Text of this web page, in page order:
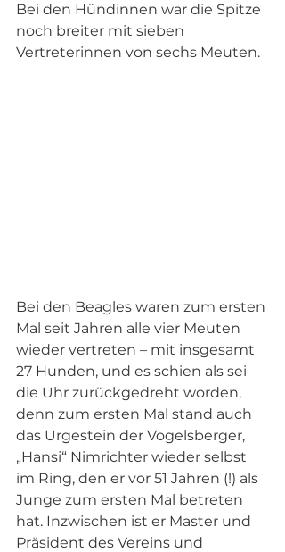
Bei den Hündinnen war die Spitze
noch breiter mit sieben
Vertreterinnen von sechs Meuten.
Bei den Beagles waren zum ersten
Mal seit Jahren alle vier Meuten
wieder vertreten – mit insgesamt
27 Hunden, und es schien als sei
die Uhr zurückgedreht worden,
denn zum ersten Mal stand auch
das Urgestein der Vogelsberger,
„Hansi“ Nimrichter wieder selbst
im Ring, den er vor 51 Jahren (!) als
Junge zum ersten Mal betreten
hat. Inzwischen ist er Master und
Präsident des Vereins und